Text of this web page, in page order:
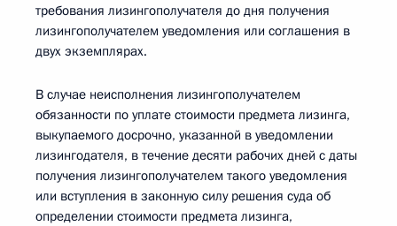
требования лизингополучателя до дня получения
лизингополучателем уведомления или соглашения в
двух экземплярах.
В случае неисполнения лизингополучателем
обязанности по уплате стоимости предмета лизинга,
выкупаемого досрочно, указанной в уведомлении
лизингодателя, в течение десяти рабочих дней с даты
получения лизингополучателем такого уведомления
или вступления в законную силу решения суда об
определении стоимости предмета лизинга,